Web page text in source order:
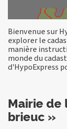
Bienvenue sur
explorer le
manière
monde du
d'HypoExpress
Mairie de
brieuc »